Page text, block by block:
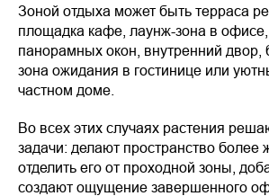
Зоной отдыха может быть терраса
площадка кафе, лаунж-зона в
панорамных окон, внутренний двор,
зона ожидания в гостинице или
частном доме.
Во всех этих случаях растения
задачи: делают пространство
отделить его от проходной зоны,
создают ощущение завершенного